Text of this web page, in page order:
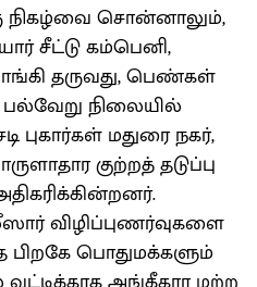
நிகழ்வை சொன்னாலும்,
சீட்டு கம்பெனி,
தருவது, பெண்கள்
நிலையில்
புகார்கள் மதுரை நகர்,
குற்றத் தடுப்பு
விழிப்புணர்வுகளை
பிறகே பொதுமக்களும்